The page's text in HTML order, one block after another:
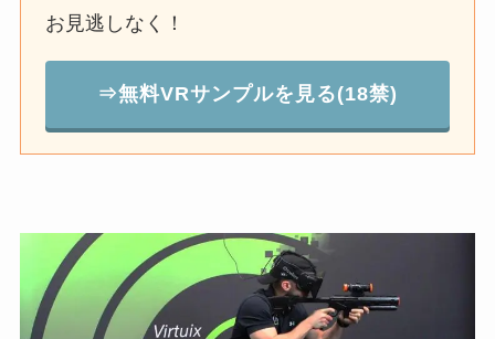
お見逃しなく！
⇒無料VRサンプルを見る(18禁)